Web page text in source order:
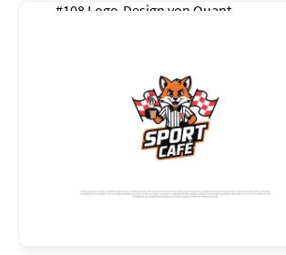
#108 Logo-Design von Quant